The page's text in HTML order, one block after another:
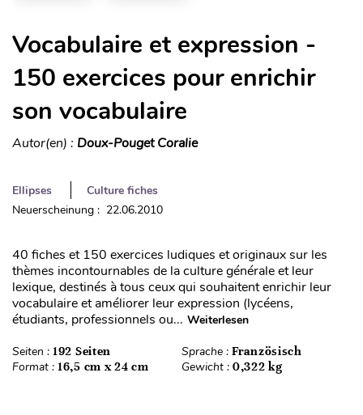
Vocabulaire et expression -
150 exercices pour enrichir
son vocabulaire
Autor(en) : Doux-Pouget Coralie
Ellipses
Culture fiches
Neuerscheinung : 22.06.2010
40 fiches et 150 exercices ludiques et originaux sur les
thèmes incontournables de la culture générale et leur
lexique, destinés à tous ceux qui souhaitent enrichir leur
vocabulaire et améliorer leur expression (lycéens,
étudiants, professionnels ou... Weiterlesen
Seiten : 192 Seiten Sprache : Französisch
Format : 16,5 cm x 24 cm Gewicht : 0,322 kg